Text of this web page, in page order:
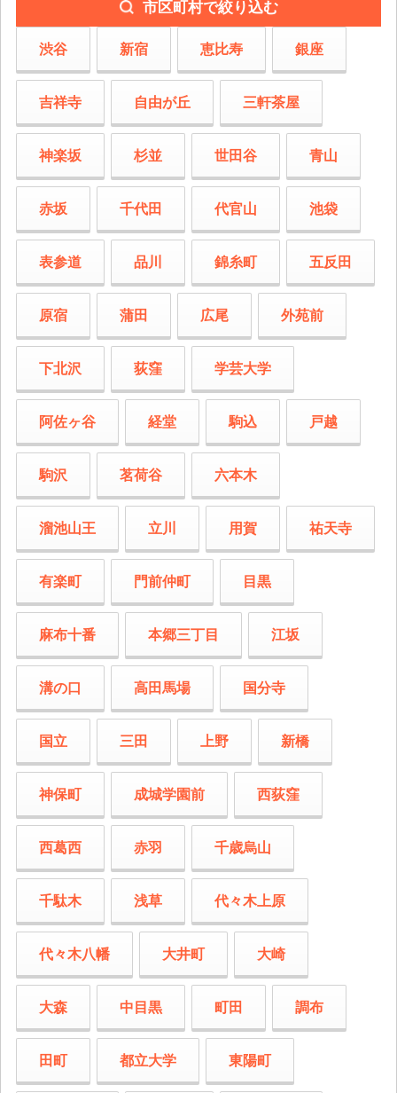
市区町村で絞り込む
渋谷 新宿 恵比寿 銀座
吉祥寺 自由が丘 三軒茶屋
神楽坂 杉並 世田谷 青山
赤坂 千代田 代官山 池袋
表参道 品川 錦糸町 五反田
原宿 蒲田 広尾 外苑前
下北沢 荻窪 学芸大学
阿佐ヶ谷 経堂 駒込 戸越
駒沢 茗荷谷 六本木
溜池山王 立川 用賀 祐天寺
有楽町 門前仲町 目黒
麻布十番 本郷三丁目 江坂
溝の口 高田馬場 国分寺
国立 三田 上野 新橋
神保町 成城学園前 西荻窪
西葛西 赤羽 千歳烏山
千駄木 浅草 代々木上原
代々木八幡 大井町 大崎
大森 中目黒 町田 調布
田町 都立大学 東陽町